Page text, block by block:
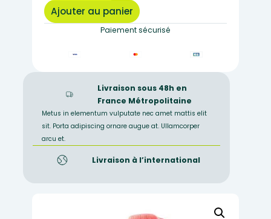
oeil,
modèle
parties
Ajouter au panier
Paiement sécurisé
Livraison sous 48h en
France Métropolitaine
Metus in elementum vulputate nec amet mattis elit
sit. Porta adipiscing ornare augue at. Ullamcorper
arcu et.
Livraison à l’international